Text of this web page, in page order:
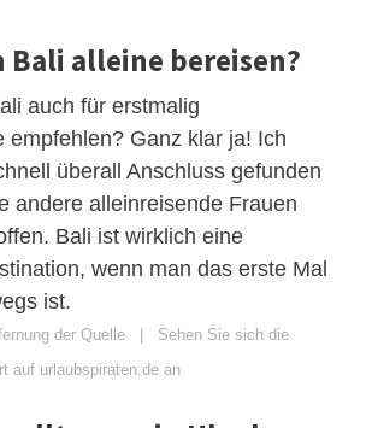
Bali alleine bereisen?
auch für erstmalig
empfehlen? Ganz klar ja! Ich
überall Anschluss gefunden
andere alleinreisende Frauen
Bali ist wirklich eine
wenn man das erste Mal
ist.
der Quelle | Sehen Sie sich die
auf urlaubspiraten.de an